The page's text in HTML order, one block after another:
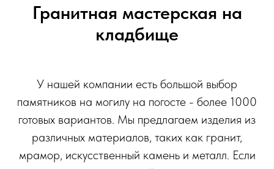
Гранитная мастерская на
кладбище
У нашей компании есть большой выбор
памятников на могилу на погосте - более 1000
готовых вариантов. Мы предлагаем изделия из
различных материалов, таких как гранит,
мрамор, искусственный камень и металл. Если